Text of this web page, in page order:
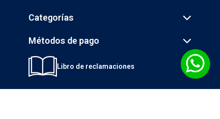
Categorías
Métodos de pago
Libro de reclamaciones